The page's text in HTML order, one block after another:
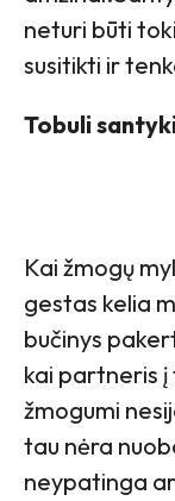
neturi būti
susitikti ir
Tobuli
Kai žmogų
gestas kelia
bučinys
kai partneris į
žmogumi
tau nėra
neypatinga